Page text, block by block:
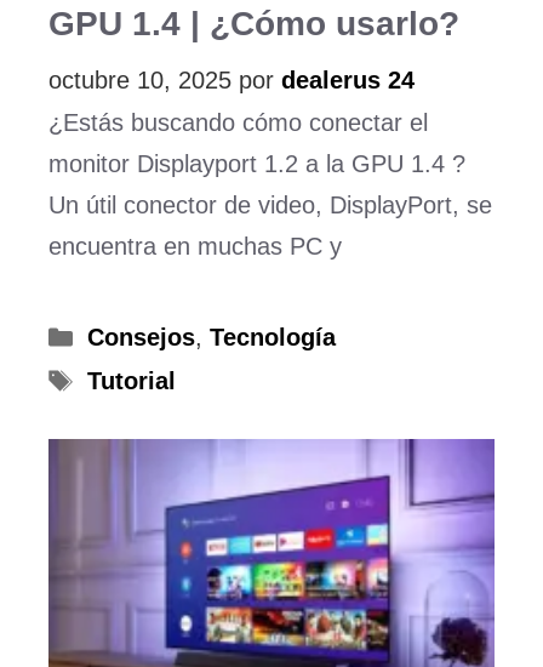
GPU 1.4 | ¿Cómo usarlo?
octubre 10, 2025 por dealerus 24
¿Estás buscando cómo conectar el
monitor Displayport 1.2 a la GPU 1.4 ?
Un útil conector de video, DisplayPort, se
encuentra en muchas PC y
Categorías
Consejos, Tecnología
Etiquetas
Tutorial